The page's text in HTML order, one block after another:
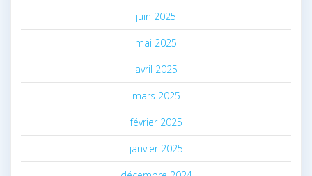
juin 2025
mai 2025
avril 2025
mars 2025
février 2025
janvier 2025